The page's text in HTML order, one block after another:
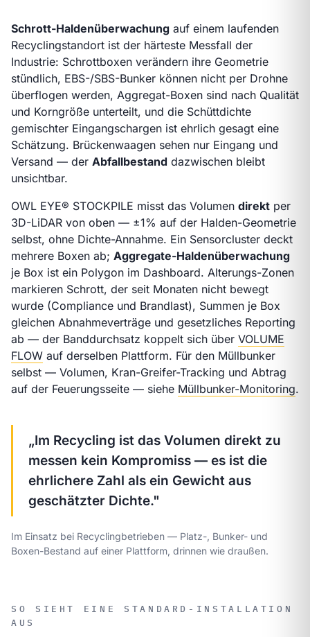
Schrott-Haldenüberwachung auf einem laufenden
Recyclingstandort ist der härteste Messfall der
Industrie: Schrottboxen verändern ihre Geometrie
stündlich, EBS-/SBS-Bunker können nicht per Drohne
überflogen werden, Aggregat-Boxen sind nach Qualität
und Korngröße unterteilt, und die Schüttdichte
gemischter Eingangschargen ist ehrlich gesagt eine
Schätzung. Brückenwaagen sehen nur Eingang und
Versand — der Abfallbestand dazwischen bleibt
unsichtbar.
OWL EYE® STOCKPILE misst das Volumen direkt per
3D-LiDAR von oben — ±1% auf der Halden-Geometrie
selbst, ohne Dichte-Annahme. Ein Sensorcluster deckt
mehrere Boxen ab; Aggregate-Haldenüberwachung
je Box ist ein Polygon im Dashboard. Alterungs-Zonen
markieren Schrott, der seit Monaten nicht bewegt
wurde (Compliance und Brandlast), Summen je Box
gleichen Abnahmeverträge und gesetzliches Reporting
ab — der Banddurchsatz koppelt sich über VOLUME
FLOW auf derselben Plattform. Für den Müllbunker
selbst — Volumen, Kran-Greifer-Tracking und Abtrag
auf der Feuerungsseite — siehe Müllbunker-Monitoring.
„Im Recycling ist das Volumen direkt zu
messen kein Kompromiss — es ist die
ehrlichere Zahl als ein Gewicht aus
geschätzter Dichte."
Im Einsatz bei Recyclingbetrieben — Platz-, Bunker- und
Boxen-Bestand auf einer Plattform, drinnen wie draußen.
SO SIEHT EINE STANDARD-INSTALLATION
AUS